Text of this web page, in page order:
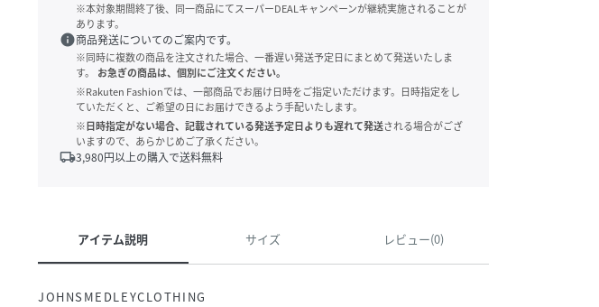
※本対象期間終了後、同一商品にてスーパーDEALキャンペーンが継続実施されることが
あります。
info商品発送についてのご案内です。
※同時に複数の商品を注文された場合、一番遅い発送予定日にまとめて発送いたしま
す。
お急ぎの商品は、個別にご注文ください。
※Rakuten Fashionでは、一部商品でお届け日時をご指定いただけます。日時指定をし
ていただくと、ご希望の日にお届けできるよう手配いたします。
※日時指定がない場合、記載されている発送予定日よりも遅れて発送される場合がござ
いますので、あらかじめご了承ください。
local_shipping3,980円以上の購入で送料無料
アイテム説明 サイズ レビュー(0)
JOHNSMEDLEYCLOTHING